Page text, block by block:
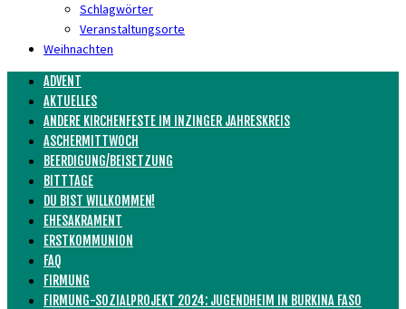
Schlagwörter
Veranstaltungsorte
Weihnachten
ADVENT
AKTUELLES
ANDERE KIRCHENFESTE IM INZINGER JAHRESKREIS
ASCHERMITTWOCH
BEERDIGUNG/BEISETZUNG
BITTTAGE
DU BIST WILLKOMMEN!
EHESAKRAMENT
ERSTKOMMUNION
FAQ
FIRMUNG
FIRMUNG-SOZIALPROJEKT 2024: JUGENDHEIM IN BURKINA FASO